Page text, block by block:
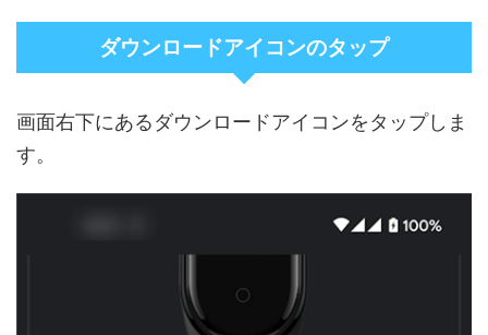
ダウンロードアイコンのタップ
画面右下にあるダウンロードアイコンをタップしま
す。